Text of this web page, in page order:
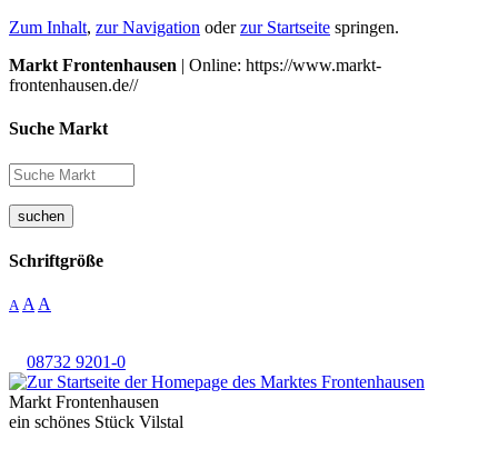
Zum Inhalt, zur Navigation oderzur Startseite springen.
Markt Frontenhausen | Online: https://www.markt-
frontenhausen.de//
Suche Markt
suchen
Schriftgröße
A A A
08732 9201-0
Markt Frontenhausen
ein schönes Stück Vilstal